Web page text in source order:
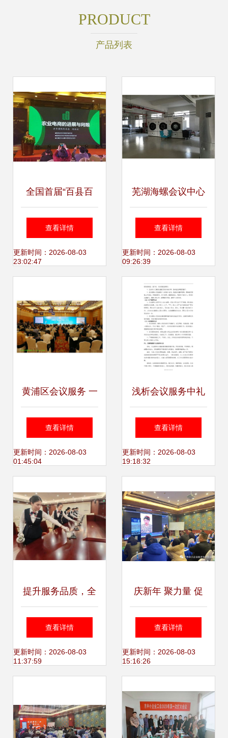
PRODUCT
产品列表
全国首届“百县百
品”产品峰会圆满落
幕，区域品牌共绘
查看详情
更新时间：2026-08-03
23:02:47
芜湖海螺会议中心
打造“星产品”的专
业见证者与卓越会
议服务体验
查看详情
更新时间：2026-08-03
09:26:39
黄浦区会议服务 一
站式商务支持，助
力企业高效运营
查看详情
更新时间：2026-08-03
01:45:04
浅析会议服务中礼
仪的重要性
查看详情
更新时间：2026-08-03
19:18:32
提升服务品质，全
面保障会议质量
——构建卓越会议
径
查看详情
更新时间：2026-08-03
11:37:59
庆新年 聚力量 促
发展 企业资源产品
服务会议圆满落
图
查看详情
更新时间：2026-08-03
15:16:26